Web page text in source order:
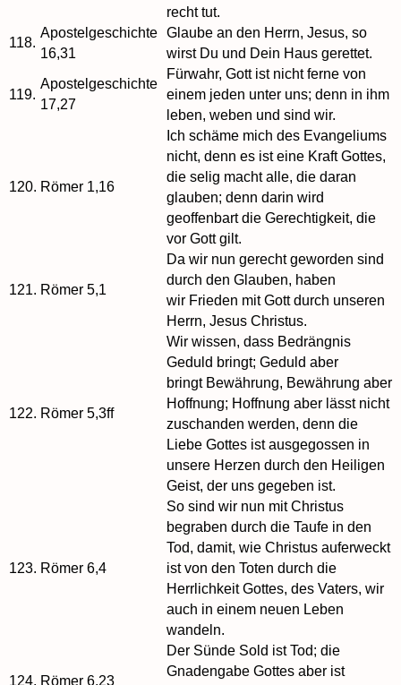
recht tut.
118.
Apostelgeschichte
16,31
Glaube an den Herrn, Jesus, so
wirst Du und Dein Haus gerettet.
119.
Apostelgeschichte
17,27
Fürwahr, Gott ist nicht ferne von
einem jeden unter uns; denn in ihm
leben, weben und sind wir.
120. Römer 1,16
Ich schäme mich des Evangeliums
nicht, denn es ist eine Kraft Gottes,
die selig macht alle, die daran
glauben; denn darin wird
geoffenbart die Gerechtigkeit, die
vor Gott gilt.
121. Römer 5,1
Da wir nun gerecht geworden sind
durch den Glauben, haben
wir Frieden mit Gott durch unseren
Herrn, Jesus Christus.
122. Römer 5,3ff
Wir wissen, dass Bedrängnis
Geduld bringt; Geduld aber
bringt Bewährung, Bewährung aber
Hoffnung; Hoffnung aber lässt nicht
zuschanden werden, denn die
Liebe Gottes ist ausgegossen in
unsere Herzen durch den Heiligen
Geist, der uns gegeben ist.
123. Römer 6,4
So sind wir nun mit Christus
begraben durch die Taufe in den
Tod, damit, wie Christus auferweckt
ist von den Toten durch die
Herrlichkeit Gottes, des Vaters, wir
auch in einem neuen Leben
wandeln.
124. Römer 6,23
Der Sünde Sold ist Tod; die
Gnadengabe Gottes aber ist